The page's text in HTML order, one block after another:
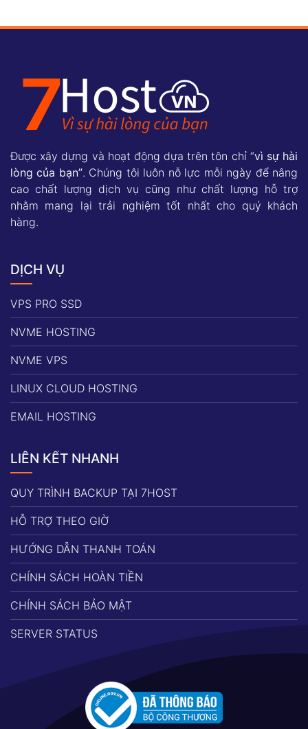
Được xây dựng và hoạt động dựa trên tôn chỉ “vì sự hài
lòng của bạn”. Chúng tôi luôn nỗ lực mỗi ngày để nâng
cao chất lượng dịch vụ cũng như chất lượng hỗ trợ
nhằm mang lại trải nghiệm tốt nhất cho quý khách
hàng.
DỊCH VỤ
VPS PRO SSD
NVME HOSTING
NVME VPS
LINUX CLOUD HOSTING
EMAIL HOSTING
LIÊN KẾT NHANH
QUY TRÌNH BACKUP TẠI 7HOST
HỖ TRỢ THEO GIỜ
HƯỚNG DẪN THANH TOÁN
CHÍNH SÁCH HOÀN TIỀN
CHÍNH SÁCH BẢO MẬT
SERVER STATUS